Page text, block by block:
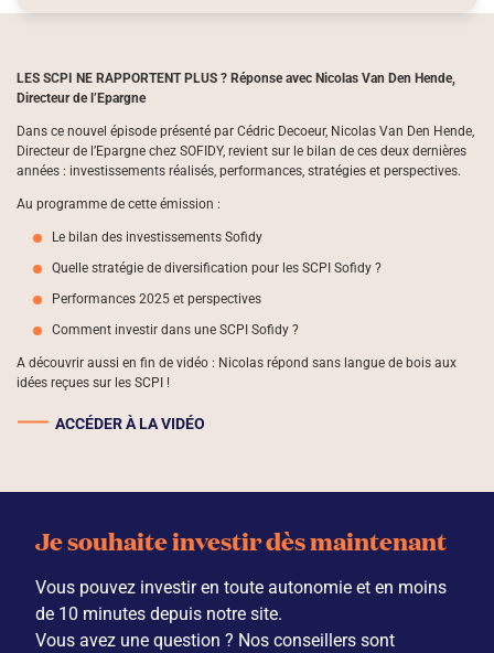
LES SCPI NE RAPPORTENT PLUS ? Réponse avec Nicolas Van Den Hende,
Directeur de l’Epargne
Dans ce nouvel épisode présenté par Cédric Decoeur, Nicolas Van Den Hende,
Directeur de l’Epargne chez SOFIDY, revient sur le bilan de ces deux dernières
années : investissements réalisés, performances, stratégies et perspectives.
Au programme de cette émission :
Le bilan des investissements Sofidy
Quelle stratégie de diversification pour les SCPI Sofidy ?
Performances 2025 et perspectives
Comment investir dans une SCPI Sofidy ?
A découvrir aussi en fin de vidéo : Nicolas répond sans langue de bois aux
idées reçues sur les SCPI !
ACCÉDER À LA VIDÉO
Je souhaite investir dès maintenant
Vous pouvez investir en toute autonomie et en moins
de 10 minutes depuis notre site.
Vous avez une question ? Nos conseillers sont